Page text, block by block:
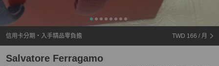
信用卡分期・入手精品零負擔 TWD 166 / 月
Salvatore Ferragamo